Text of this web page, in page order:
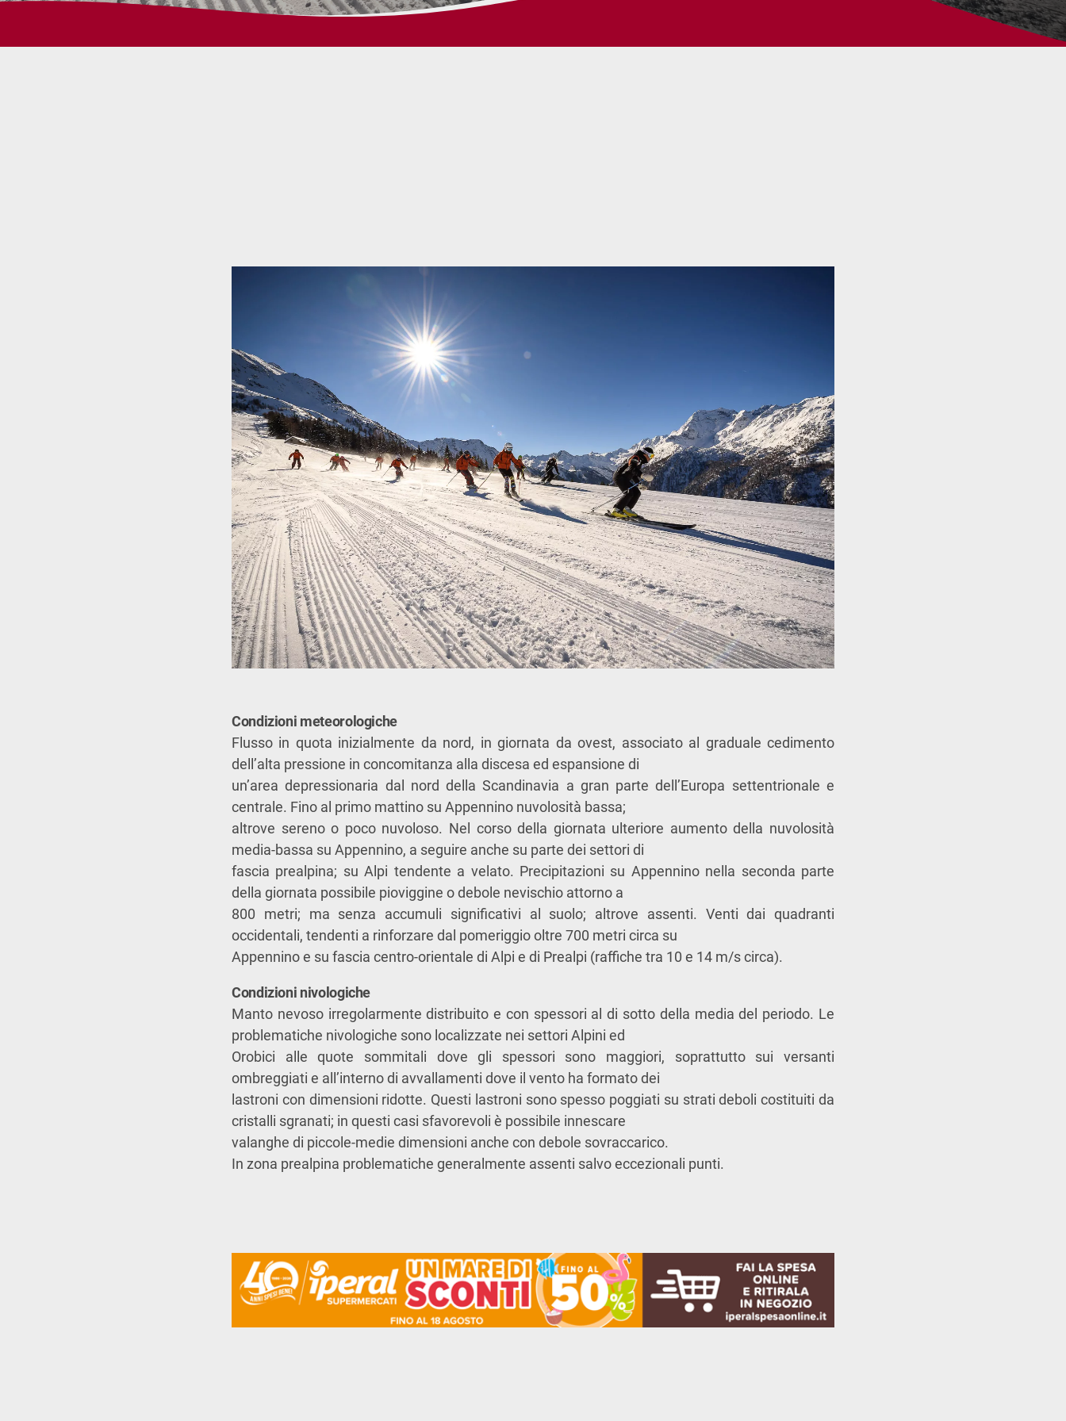
Condizioni meteorologiche
Flusso in quota inizialmente da nord, in giornata da ovest, associato al graduale cedimento
dell’alta pressione in concomitanza alla discesa ed espansione di
un’area depressionaria dal nord della Scandinavia a gran parte dell’Europa settentrionale e
centrale. Fino al primo mattino su Appennino nuvolosità bassa;
altrove sereno o poco nuvoloso. Nel corso della giornata ulteriore aumento della nuvolosità
media-bassa su Appennino, a seguire anche su parte dei settori di
fascia prealpina; su Alpi tendente a velato. Precipitazioni su Appennino nella seconda parte
della giornata possibile pioviggine o debole nevischio attorno a
800 metri; ma senza accumuli significativi al suolo; altrove assenti. Venti dai quadranti
occidentali, tendenti a rinforzare dal pomeriggio oltre 700 metri circa su
Appennino e su fascia centro-orientale di Alpi e di Prealpi (raffiche tra 10 e 14 m/s circa).
Condizioni nivologiche
Manto nevoso irregolarmente distribuito e con spessori al di sotto della media del periodo. Le
problematiche nivologiche sono localizzate nei settori Alpini ed
Orobici alle quote sommitali dove gli spessori sono maggiori, soprattutto sui versanti
ombreggiati e all’interno di avvallamenti dove il vento ha formato dei
lastroni con dimensioni ridotte. Questi lastroni sono spesso poggiati su strati deboli costituiti da
cristalli sgranati; in questi casi sfavorevoli è possibile innescare
valanghe di piccole-medie dimensioni anche con debole sovraccarico.
In zona prealpina problematiche generalmente assenti salvo eccezionali punti.